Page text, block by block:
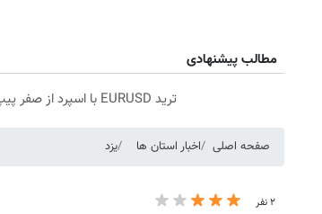
مطالب پیشنهادی
ترید EURUSD با اسپرد از صفر پیپ
صفحه اصلی اخبار استان ها یزد
۲ نفر